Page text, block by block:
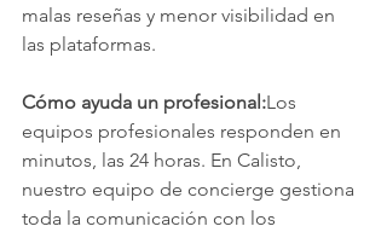
malas reseñas y menor visibilidad en
las plataformas.
Cómo ayuda un profesional:Los
equipos profesionales responden en
minutos, las 24 horas. En Calisto,
nuestro equipo de concierge gestiona
toda la comunicación con los